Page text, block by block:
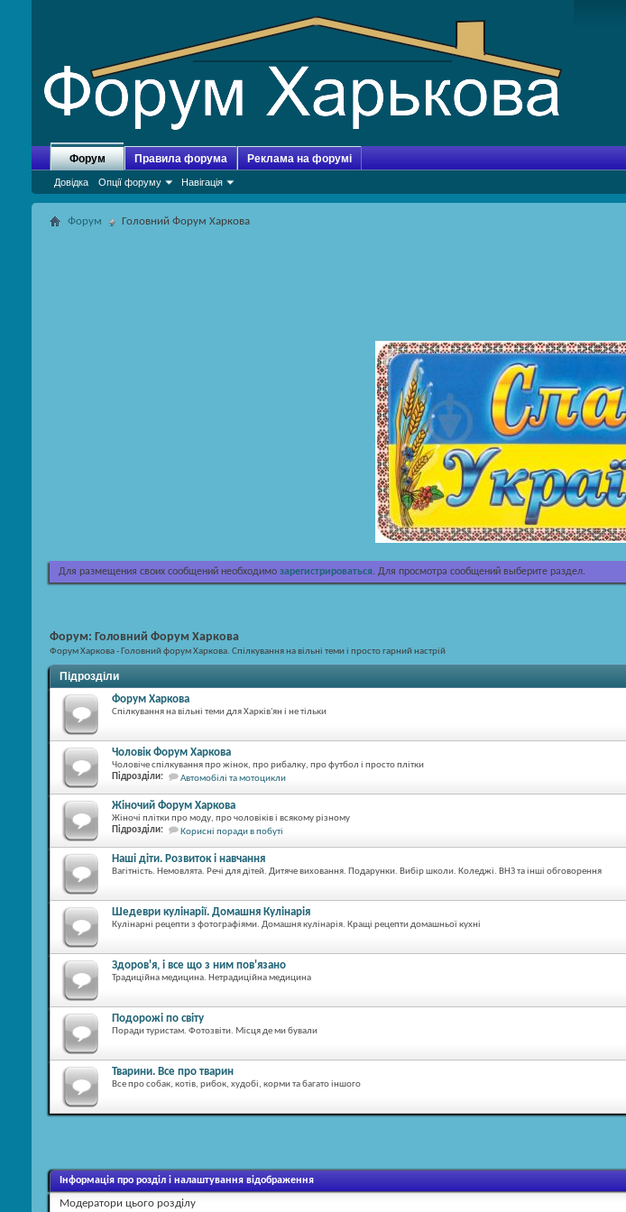
Форум
Довідка Опції форуму Навігація
Правила форума Реклама на форумі
Форум Головний Форум Харкова
Для размещения своих сообщений необходимо зарегистрироваться. Для просмотра сообщений выберите раздел.
Форум: Головний Форум Харкова
Форум Харкова - Головний форум Харкова. Спілкування на вільні теми і просто гарний настрій
Підрозділи
Форум Харкова
Спілкування на вільні теми для Харків'ян і не тільки
Чоловік Форум Харкова
Чоловіче спілкування про жінок, про рибалку, про футбол і просто плітки
Підрозділи:
Автомобілі та мотоцикли
Жіночий Форум Харкова
Жіночі плітки про моду, про чоловіків і всякому різному
Підрозділи:
Корисні поради в побуті
Наші діти. Розвиток і навчання
Вагітність. Немовлята. Речі для дітей. Дитяче виховання. Подарунки. Вибір школи. Коледжі. ВНЗ та інші обговорення
Шедеври кулінарії. Домашня Кулінарія
Кулінарні рецепти з фотографіями. Домашня кулінарія. Кращі рецепти домашньої кухні
Здоров'я, і ​​все що з ним пов'язано
Традиційна медицина. Нетрадиційна медицина
Подорожі по світу
Поради туристам. Фотозвіти. Місця де ми бували
Тварини. Все про тварин
Все про собак, котів, рибок, худобі, корми та багато іншого
Інформація про розділ і налаштування відображення
Модератори цього розділу